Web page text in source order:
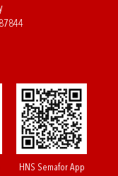
HNS Semafor App